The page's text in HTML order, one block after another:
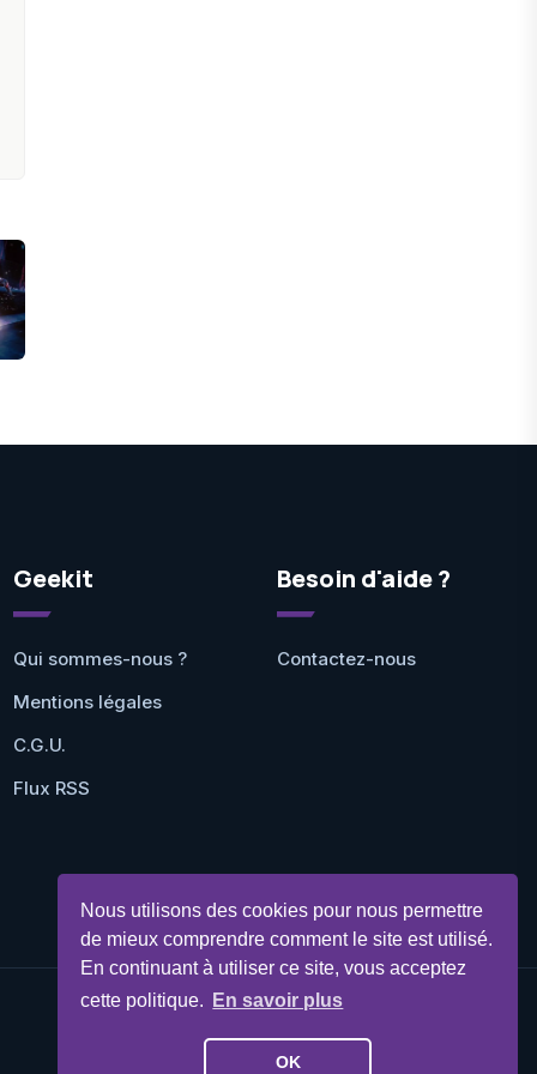
Nous utilisons des cookies pour nous permettre
de mieux comprendre comment le site est utilisé.
En continuant à utiliser ce site, vous acceptez
cette politique.
En savoir plus
OK
Geekit
Qui sommes-nous ?
Mentions légales
C.G.U.
Flux RSS
Besoin d'aide ?
Contactez-nous